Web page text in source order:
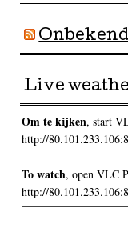
Live
Om te kijken, start
http://
To watch, open VLC
http://